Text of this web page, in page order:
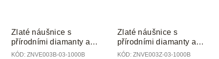
Zlaté náušnice s
přírodními diamanty a
perlami
KÓD: ZNVE003B-03-1000B
Zlaté náušnice s
přírodními diamanty a
perlami
KÓD: ZNVE003Z-03-1000B